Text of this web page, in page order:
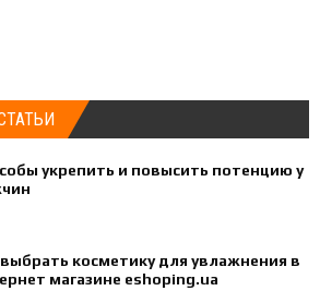
укрепить и повысить потенцию у
косметику для увлажнения в
магазине eshoping.ua